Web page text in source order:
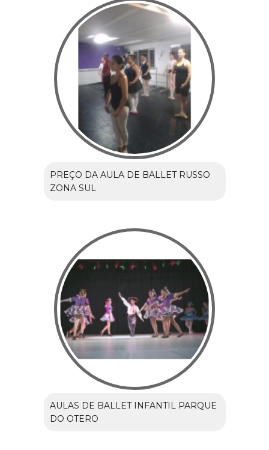
PREÇO DA AULA DE BALLET RUSSO
ZONA SUL
AULAS DE BALLET INFANTIL PARQUE
DO OTERO